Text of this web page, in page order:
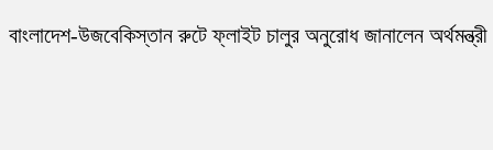
বাংলাদেশ-উজবেকিস্তান রুটে ফ্লাইট চালুর অনুরোধ জানালেন অর্থমন্ত্রী